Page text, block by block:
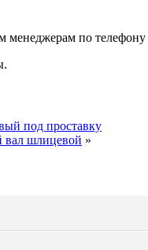
менеджерам по телефону
под проставку
вал шлицевой »